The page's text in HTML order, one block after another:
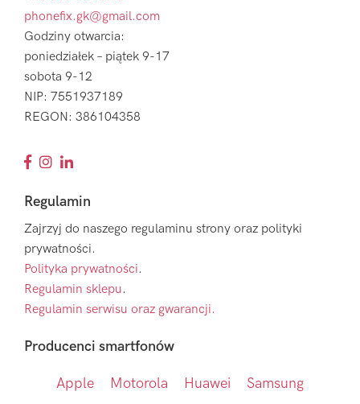
phonefix.gk@gmail.com
Godziny otwarcia:
poniedziałek – piątek 9-17
sobota 9-12
NIP: 7551937189
REGON: 386104358
Regulamin
Zajrzyj do naszego regulaminu strony oraz polityki
prywatności.
Polityka prywatności.
Regulamin sklepu.
Regulamin serwisu oraz gwarancji.
Producenci smartfonów
Apple Motorola Huawei Samsung